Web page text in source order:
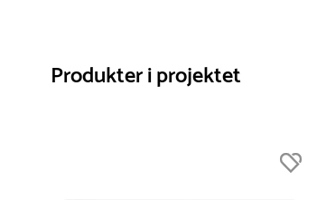
Produkter i projektet